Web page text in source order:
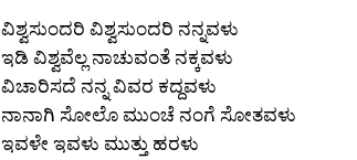
ವಿಶ್ವಸುಂದರಿ ವಿಶ್ವಸುಂದರಿ ನನ್ನವಳು
ಇಡಿ ವಿಶ್ವವೆಲ್ಲ ನಾಚುವಂತೆ ನಕ್ಕವಳು
ವಿಚಾರಿಸದೆ ನನ್ನ ವಿವರ ಕದ್ದವಳು
ನಾನಾಗಿ ಸೋಲೊ ಮುಂಚೆ ನಂಗೆ ಸೋತವಳು
ಇವಳೇ ಇವಳು ಮುತ್ತು ಹರಳು